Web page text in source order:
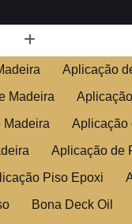
Aplicação
Madeira
Madeira
Aplicação
Aplicação de
Piso Epoxi
Bona Deck Oil